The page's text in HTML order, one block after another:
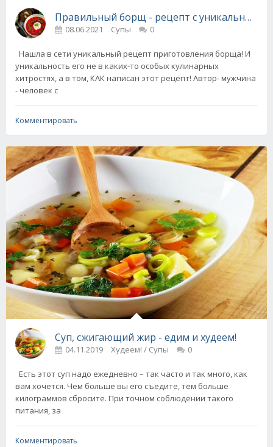
Правильный борщ - рецепт с уникальным
08.06.2021 Супы 0
Нашла в сети уникальный рецепт приготовления борща! И
уникальность его не в каких-то особых кулинарных
хитростях, а в том, КАК написан этот рецепт! Автор- мужчина
- человек с
Комментировать
Cуп, сжигающий жир - едим и худеем!
04.11.2019 Худеем! / Супы 0
Есть этот суп надо ежедневно – так часто и так много, как
вам хочется. Чем больше вы его съедите, тем больше
килограммов сбросите. При точном соблюдении такого
питания, за
Комментировать